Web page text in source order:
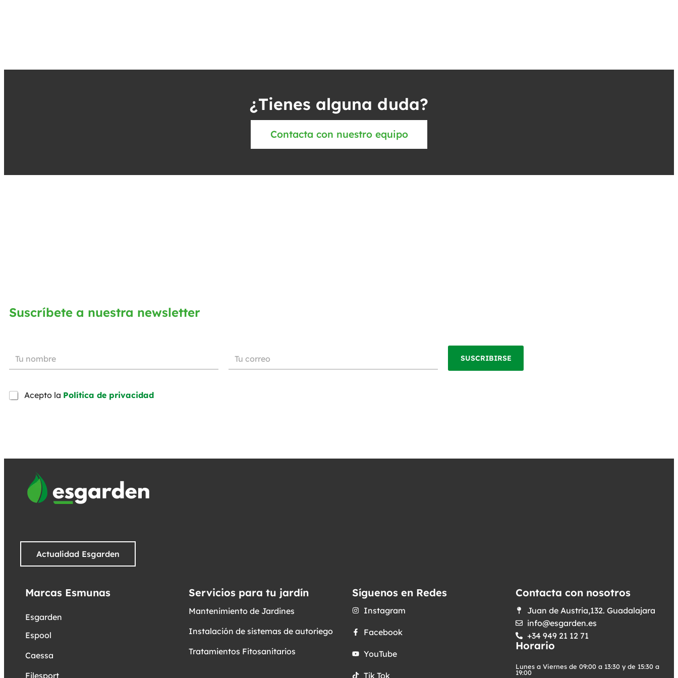
¿Tienes alguna duda?
Contacta con nuestro equipo
Suscríbete a nuestra newsletter
Acepto la Política de privacidad
SUSCRIBIRSE
Actualidad Esgarden
Marcas Esmunas
Esgarden
Espool
Caessa
Filesport
Servicios para tu jardín
Mantenimiento de Jardines
Instalación de sistemas de autoriego
Tratamientos Fitosanitarios
Síguenos en Redes
Instagram
Facebook
YouTube
Tik Tok
Contacta con nosotros
Juan de Austria,132. Guadalajara
info@esgarden.es
+34 949 21 12 71
Horario
Lunes a Viernes de 09:00 a 13:30 y de 15:30 a
19:00